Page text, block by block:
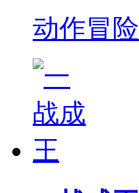
动作冒险